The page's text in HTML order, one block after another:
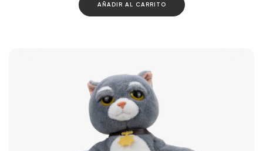
AÑADIR AL CARRITO